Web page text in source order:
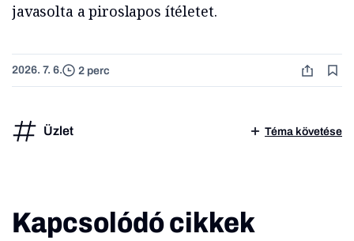
javasolta a piroslapos ítéletet.
2026. 7. 6. 2 perc
Üzlet Téma követése
Kapcsolódó cikkek